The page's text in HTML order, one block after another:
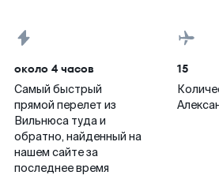
около 4 часов
Самый быстрый
прямой перелет из
Вильнюса туда и
обратно, найденный на
нашем сайте за
последнее время
15